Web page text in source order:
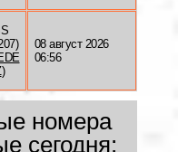
)
08 август 2026
06:56
номера
сегодня: